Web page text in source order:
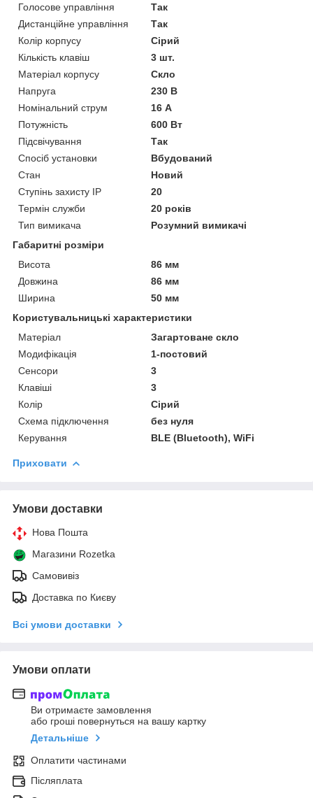
Голосове управління
Так
Дистанційне управління
Так
Колір корпусу
Сірий
Кількість клавіш
3 шт.
Матеріал корпусу
Скло
Напруга
230 В
Номінальний струм
16 А
Потужність
600 Вт
Підсвічування
Так
Спосіб установки
Вбудований
Стан
Новий
Ступінь захисту IP
20
Термін служби
20 років
Тип вимикача
Розумний вимикачі
Габаритні розміри
Висота
86 мм
Довжина
86 мм
Ширина
50 мм
Користувальницькі характеристики
Матеріал
Загартоване скло
Модифікація
1-постовий
Сенсори
3
Клавіші
3
Колір
Сірий
Схема підключення
без нуля
Керування
BLE (Bluetooth), WiFi
Приховати
Умови доставки
Нова Пошта
Магазини Rozetka
Самовивіз
Доставка по Києву
Всі умови доставки
Умови оплати
Ви отримаєте замовлення
або гроші повернуться на вашу картку
Детальніше
Оплатити частинами
Післяплата